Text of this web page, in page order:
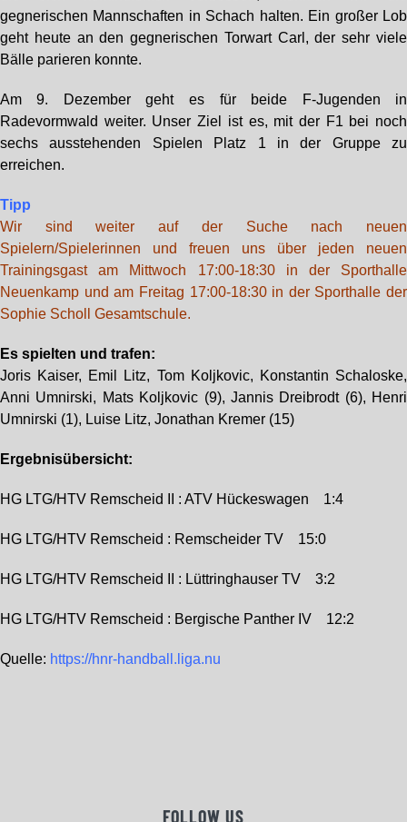
gegnerischen Mannschaften in Schach halten. Ein großer Lob
geht heute an den gegnerischen Torwart Carl, der sehr viele
Bälle parieren konnte.
Am 9. Dezember geht es für beide F-Jugenden in
Radevormwald weiter. Unser Ziel ist es, mit der F1 bei noch
sechs ausstehenden Spielen Platz 1 in der Gruppe zu
erreichen.
Tipp
Wir sind weiter auf der Suche nach neuen
Spielern/Spielerinnen und freuen uns über jeden neuen
Trainingsgast am Mittwoch 17:00-18:30 in der Sporthalle
Neuenkamp und am Freitag 17:00-18:30 in der Sporthalle der
Sophie Scholl Gesamtschule.
Es spielten und trafen:
Joris Kaiser, Emil Litz, Tom Koljkovic, Konstantin Schaloske,
Anni Umnirski, Mats Koljkovic (9), Jannis Dreibrodt (6), Henri
Umnirski (1), Luise Litz, Jonathan Kremer (15)
Ergebnisübersicht:
HG LTG/HTV Remscheid II : ATV Hückeswagen 1:4
HG LTG/HTV Remscheid : Remscheider TV 15:0
HG LTG/HTV Remscheid II : Lüttringhauser TV 3:2
HG LTG/HTV Remscheid : Bergische Panther IV 12:2
Quelle: https://hnr-handball.liga.nu
FOLLOW US